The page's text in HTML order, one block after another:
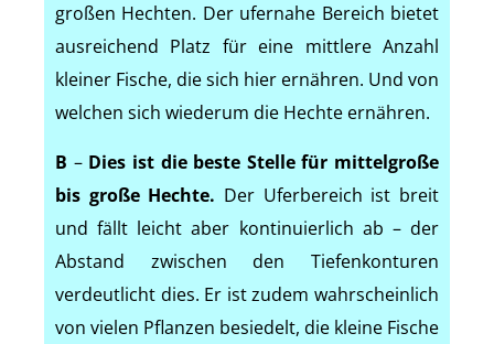
großen Hechten. Der ufernahe Bereich bietet
ausreichend Platz für eine mittlere Anzahl
kleiner Fische, die sich hier ernähren. Und von
welchen sich wiederum die Hechte ernähren.
B – Dies ist die beste Stelle für mittelgroße
bis große Hechte. Der Uferbereich ist breit
und fällt leicht aber kontinuierlich ab – der
Abstand zwischen den Tiefenkonturen
verdeutlicht dies. Er ist zudem wahrscheinlich
von vielen Pflanzen besiedelt, die kleine Fische